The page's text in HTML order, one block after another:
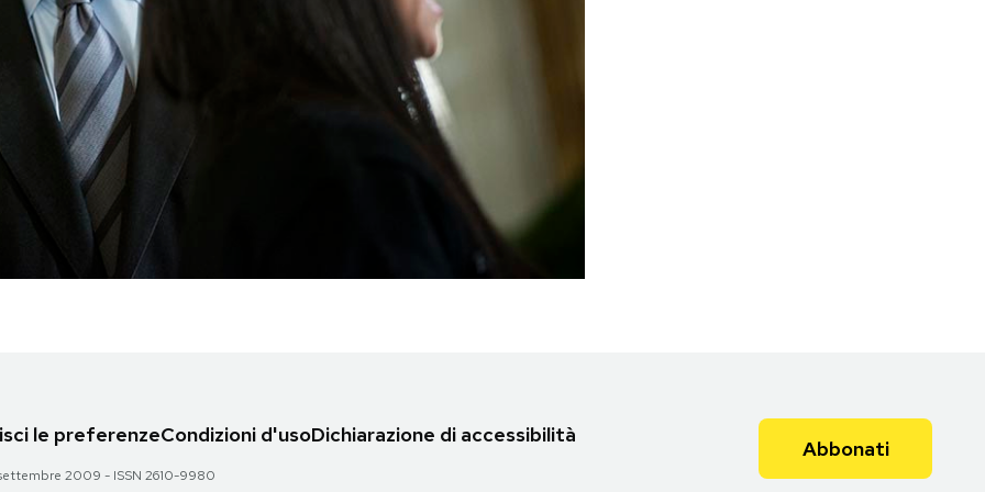
le preferenzeCondizioni d'usoDichiarazione di accessibilità
2009 - ISSN 2610-9980
Abbonati